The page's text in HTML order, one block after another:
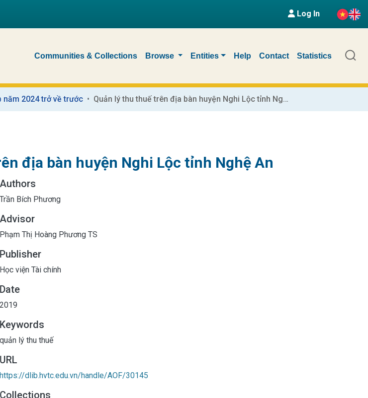
Log In
Communities & Collections Browse Entities Help Contact Statistics
năm 2024 trở về trước Quản lý thu thuế trên địa bàn huyện Nghi Lộc tỉnh Nghệ An
địa bàn huyện Nghi Lộc tỉnh Nghệ An
Authors
Trần Bích Phương
Advisor
Phạm Thị Hoàng Phương TS
Publisher
Học viện Tài chính
Date
2019
Keywords
quản lý thu thuế
URL
https://dlib.hvtc.edu.vn/handle/AOF/30145
Collections